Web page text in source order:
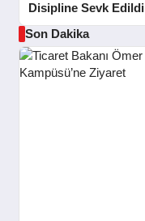
Disipline Sevk Edildi
Son Dakika